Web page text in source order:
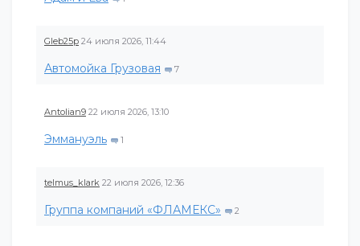
Gleb25p 24 июля 2026, 11:44
Автомойка Грузовая 7
Antolian9 22 июля 2026, 13:10
Эммануэль 1
telmus_klark 22 июля 2026, 12:36
Группа компаний «ФЛАМЕКС» 2